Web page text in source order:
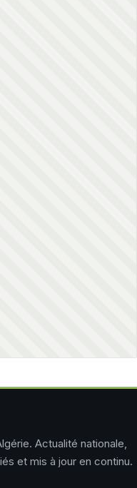
Actualité nationale,
et mis à jour en continu.